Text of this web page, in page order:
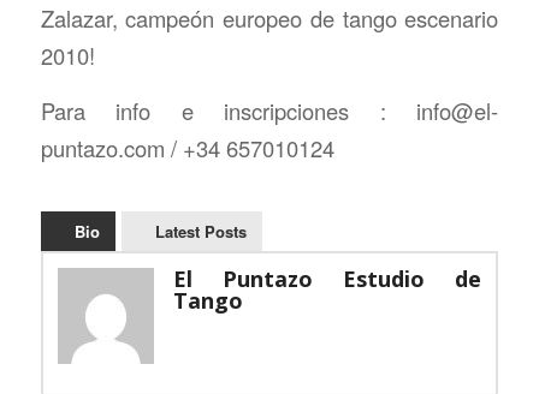
Zalazar, campeón europeo de tango escenario
2010!
Para info e inscripciones : info@el-
puntazo.com / +34 657010124
Bio Latest Posts
El Puntazo Estudio de
Tango